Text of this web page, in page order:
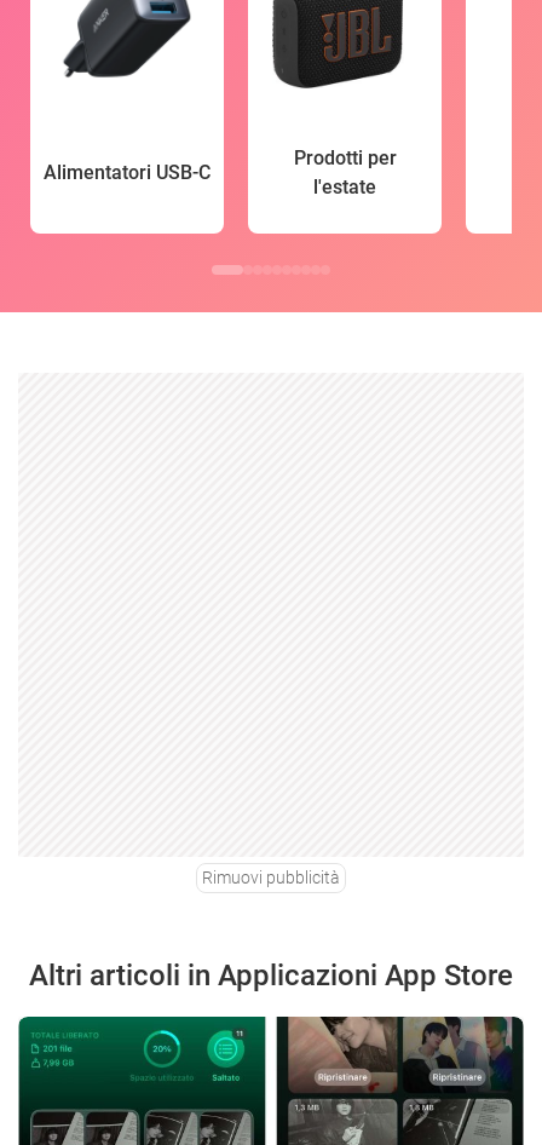
Alimentatori USB-C
Prodotti per
l'estate
Rimuovi pubblicità
Altri articoli in Applicazioni App Store